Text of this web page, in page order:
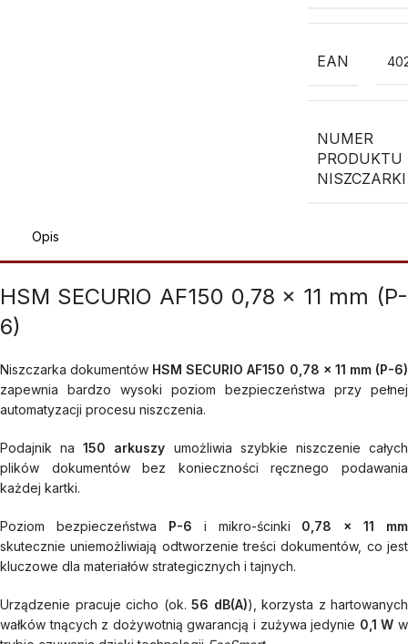
EAN
NUMER
PRODUKTU
NISZCZARKI
Opis
HSM SECURIO AF150 0,78 x 11 mm (P-
6)
Niszczarka dokumentów HSM SECURIO AF150 0,78 x 11 mm (P-6)
zapewnia bardzo wysoki poziom bezpieczeństwa przy pełnej
automatyzacji procesu niszczenia.
Podajnik na150 arkuszy umożliwia szybkie niszczenie całych
plików dokumentów bez konieczności ręcznego podawania
każdej kartki.
Poziom bezpieczeństwa P-6 i mikro-ścinki 0,78 x 11 mm
skutecznie uniemożliwiają odtworzenie treści dokumentów, co jest
kluczowe dla materiałów strategicznych i tajnych.
Urządzenie pracuje cicho (ok. 56 dB(A)), korzysta z hartowanych
wałków tnących z dożywotnią gwarancją i zużywa jedynie 0,1 W w